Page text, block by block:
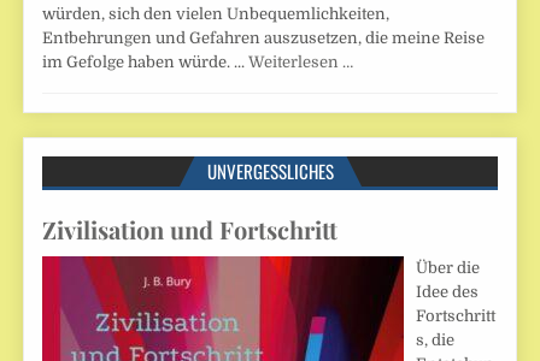
würden, sich den vielen Unbequemlichkeiten,
Entbehrungen und Gefahren auszusetzen, die meine Reise
im Gefolge haben würde. ...Weiterlesen …
UNVERGESSLICHES
Zivilisation und Fortschritt
Über die
Idee des
Fortschritt
s, die